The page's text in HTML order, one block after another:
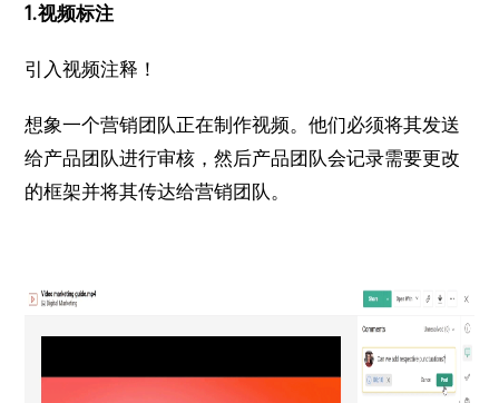
1.视频标注
引入视频注释！
想象一个营销团队正在制作视频。他们必须将其发送
给产品团队进行审核，然后产品团队会记录需要更改
的框架并将其传达给营销团队。